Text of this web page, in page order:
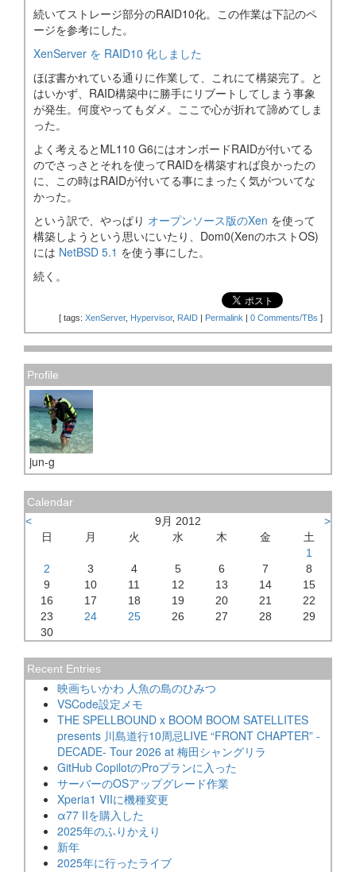
続いてストレージ部分のRAID10化。この作業は下記のペ
ージを参考にした。
XenServer を RAID10 化しました
ほぼ書かれている通りに作業して、これにて構築完了。と
はいかず、RAID構築中に勝手にリブートしてしまう事象
が発生。何度やってもダメ。ここで心が折れて諦めてしま
った。
よく考えるとML110 G6にはオンボードRAIDが付いてる
のでさっさとそれを使ってRAIDを構築すれば良かったの
に、この時はRAIDが付いてる事にまったく気がついてな
かった。
という訳で、やっぱり オープンソース版のXen を使って
構築しようという思いにいたり、Dom0(XenのホストOS)
には NetBSD 5.1 を使う事にした。
続く。
[ tags: XenServer, Hypervisor, RAID Permalink 0 Comments/TBs ]
Profile
jun-g
Calendar
<
9月 2012
>
日
月 火 水 木 金
土
1
2
3 4 5 6 7
8
9
10 11 12 13 14
15
16
17 18 19 20 21
22
23
24 25 26 27 28
29
30
Recent Entries
映画ちいかわ 人魚の島のひみつ
VSCode設定メモ
THE SPELLBOUND x BOOM BOOM SATELLITES
presents 川島道行10周忌LIVE “FRONT CHAPTER” -
DECADE- Tour 2026 at 梅田シャングリラ
GitHub CopilotのProプランに入った
サーバーのOSアップグレード作業
Xperia1 VIIに機種変更
α77 IIを購入した
2025年のふりかえり
新年
2025年に行ったライブ